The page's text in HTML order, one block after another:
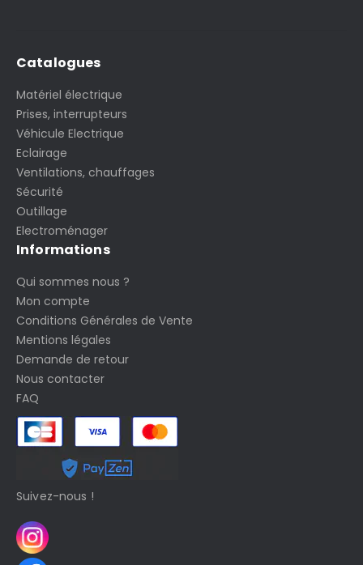
Catalogues
Matériel électrique
Prises, interrupteurs
Véhicule Electrique
Eclairage
Ventilations, chauffages
Sécurité
Outillage
Electroménager
Informations
Qui sommes nous ?
Mon compte
Conditions Générales de Vente
Mentions légales
Demande de retour
Nous contacter
FAQ
Suivez-nous !